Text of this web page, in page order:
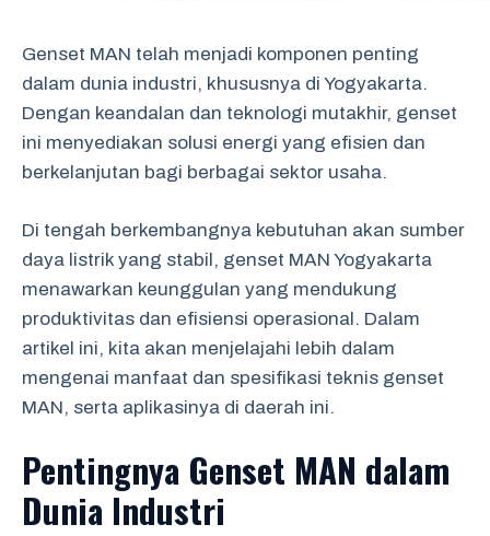
Genset MAN telah menjadi komponen penting
dalam dunia industri, khususnya di Yogyakarta.
Dengan keandalan dan teknologi mutakhir, genset
ini menyediakan solusi energi yang efisien dan
berkelanjutan bagi berbagai sektor usaha.
Di tengah berkembangnya kebutuhan akan sumber
daya listrik yang stabil, genset MAN Yogyakarta
menawarkan keunggulan yang mendukung
produktivitas dan efisiensi operasional. Dalam
artikel ini, kita akan menjelajahi lebih dalam
mengenai manfaat dan spesifikasi teknis genset
MAN, serta aplikasinya di daerah ini.
Pentingnya Genset MAN dalam
Dunia Industri